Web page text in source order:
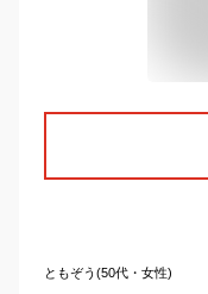
ともぞう(50代・女性)